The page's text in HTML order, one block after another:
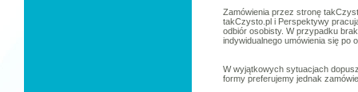
Zamówienia przez stronę
takCzysto.pl i Perspektywy
odbiór osobisty. W przypadku
indywidualnego umówienia się po
W wyjątkowych sytuacjach
formy preferujemy jednak